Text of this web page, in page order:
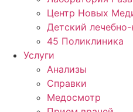
Центр Новых
Детский
45 Поликлиника
Услуги
Анализы
Справки
Медосмотр